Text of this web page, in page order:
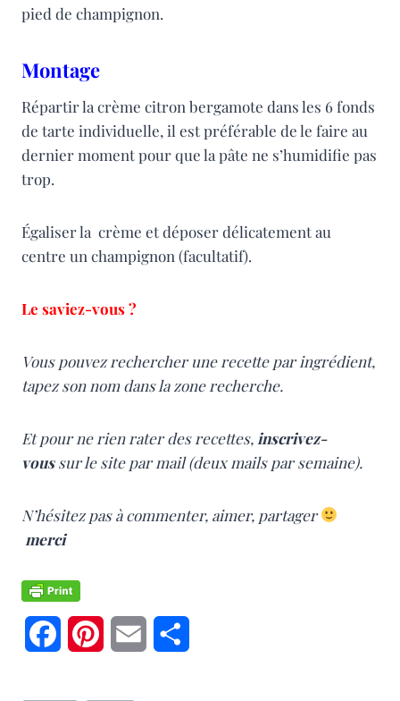
pied de champignon.
Montage
Répartir la crème citron bergamote dans les 6 fonds
de tarte individuelle, il est préférable de le faire au
dernier moment pour que la pâte ne s’humidifie pas
trop.
Égaliser la crème et déposer délicatement au
centre un champignon (facultatif).
Le saviez-vous ?
Vous pouvez rechercher une recette par ingrédient,
tapez son nom dans la zone recherche.
Et pour ne rien rater des recettes, inscrivez-
voussur le site par mail (deux mails par semaine).
N’hésitez pas à commenter, aimer, partager
merci